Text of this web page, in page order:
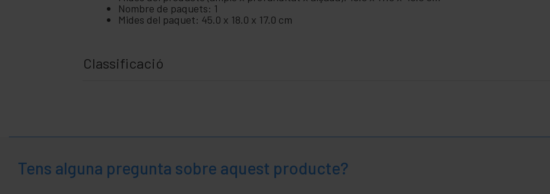
Nombre de paquets: 1
Mides del paquet: 45.0 x 18.0 x 17.0 cm
Classificació
Tens alguna pregunta sobre aquest producte?